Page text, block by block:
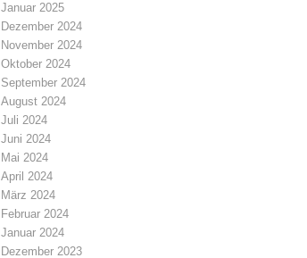
Januar 2025
Dezember 2024
November 2024
Oktober 2024
September 2024
August 2024
Juli 2024
Juni 2024
Mai 2024
April 2024
März 2024
Februar 2024
Januar 2024
Dezember 2023